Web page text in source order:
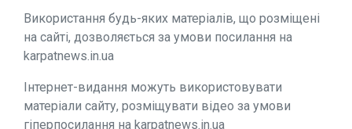
Використання будь-яких матеріалів, що розміщені
на сайті, дозволяється за умови посилання на
karpatnews.in.ua
Інтернет-видання можуть використовувати
матеріали сайту, розміщувати відео за умови
гіперпосилання на karpatnews.in.ua